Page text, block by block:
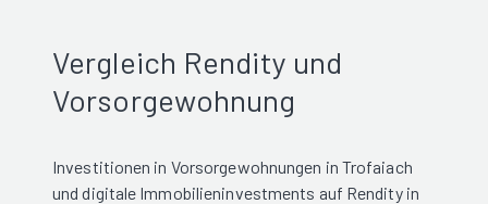
Vergleich Rendity und
Vorsorgewohnung
Investitionen in Vorsorgewohnungen in Trofaiach
und digitale Immobilieninvestments auf Rendity in